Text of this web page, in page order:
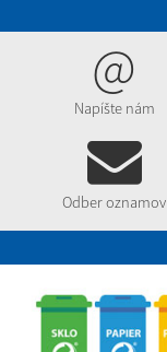
@
Napíšte nám
Odber oznamov